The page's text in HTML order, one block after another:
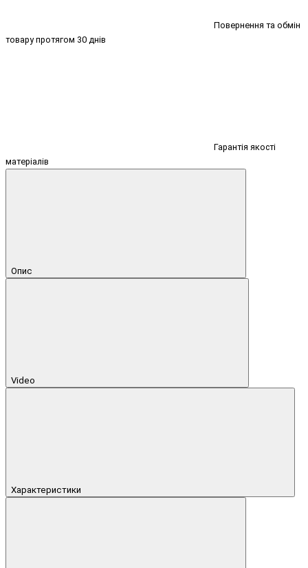
Повернення та обмін
товару протягом 30 днів
Гарантія якості
матеріалів
Опис
Video
Характеристики